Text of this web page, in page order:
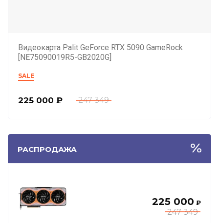
Видеокарта Palit GeForce RTX 5090 GameRock
[NE75090019R5-GB2020G]
SALE
247 349
225 000 ₽
РАСПРОДАЖА
247 349
225 000 ₽